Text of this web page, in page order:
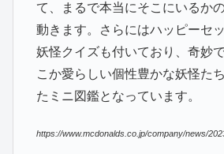
て、まるで本当にそこにいるか
動きます。さらにはハッピーセ
妖怪クイズも付いており、奇妙
こか愛らしい個性豊かな妖怪た
たミニ図鑑となっています。
https://www.mcdonalds.co.jp/company/news/